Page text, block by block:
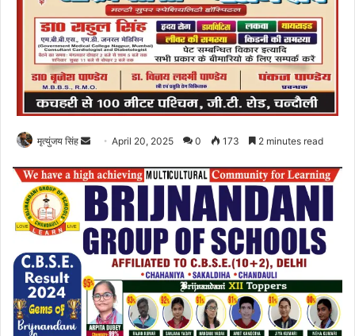
मृत्युंजय सिंह
Send
email
April 20, 2025 0 173 2 minutes read